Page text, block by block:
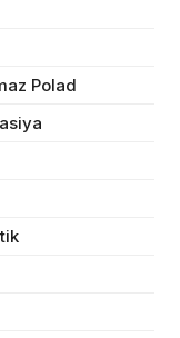
Polad